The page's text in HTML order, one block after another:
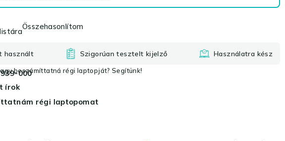
Összehasonlítom
használt Szigorúan tesztelt kijelző Használatra kész
beszámíttatná régi laptopját? Segítünk!
000
írok
régi laptopomat